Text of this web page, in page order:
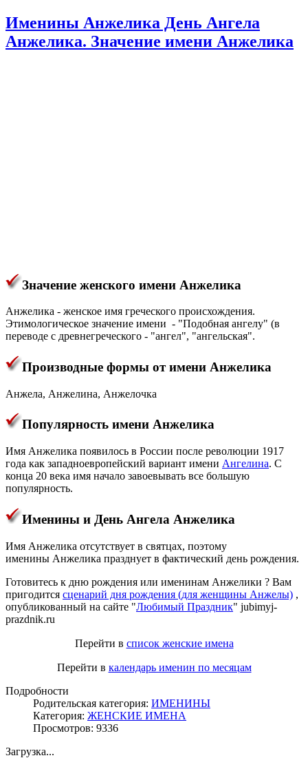
Именины Анжелика День Ангела
Анжелика. Значение имени Анжелика
Значение женского имени Анжелика
Анжелика - женское имя греческого происхождения.
Этимологическое значение имени - "Подобная ангелу" (в
переводе с древнегреческого - "ангел", "ангельская".
Производные формы от имени Анжелика
Анжела, Анжелина, Анжелочка
Популярность имени Анжелика
Имя Анжелика появилось в России после революции 1917
года как западноевропейский вариант имени Ангелина. С
конца 20 века имя начало завоевывать все большую
популярность.
Именины и День Ангела Анжелика
Имя Анжелика отсутствует в святцах, поэтому
именины Анжелика празднует в фактический день рождения.
Готовитесь к дню рождения или именинам Анжелики ? Вам
пригодится сценарий дня рождения (для женщины Анжелы) ,
опубликованный на сайте "Любимый Праздник" jubimyj-
prazdnik.ru
Перейти в список женские имена
Перейти в календарь именин по месяцам
Подробности
Родительская категория: ИМЕНИНЫ
Категория: ЖЕНСКИЕ ИМЕНА
Просмотров: 9336
Загрузка...